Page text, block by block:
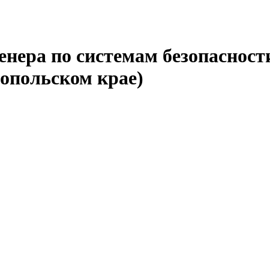
по системам
крае)